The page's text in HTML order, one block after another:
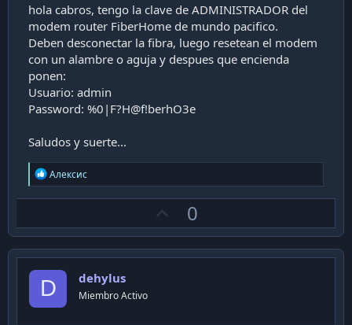
hola cabros, tengo la clave de ADMINISTRADOR del
modem router FiberHome de mundo pacifico.
Deben desconectar la fibra, luego resetean el modem
con un alambre o aguja y despues que encienda
ponen:
Usuario: admin
Password: %0|F?H@f!berhO3e
Saludos y suerte...
R
e
a
i
o
n
s
:
Алексис
p
v
0
D dehylus
Miembro Activo